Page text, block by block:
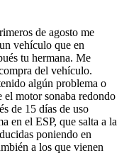
de agosto me
vehículo que en
tu hermana. Me
del vehículo.
algún problema o
el motor sonaba redondo
de 15 días de uso
en el ESP, que salta a la
poniendo en
a los que vienen